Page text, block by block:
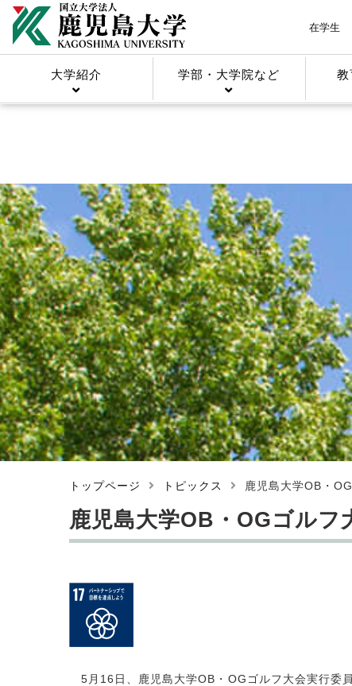
在学生
大学紹介 学部・大学院など 教
トップページ トピックス 鹿児島大学OB・
鹿児島大学OB・OGゴルフ
5月16日、鹿児島大学OB・OGゴルフ大会実行委